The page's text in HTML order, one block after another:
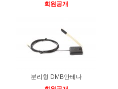
회원공개
분리형 DMB안테나